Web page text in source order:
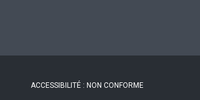
ACCESSIBILITÉ : NON CONFORME